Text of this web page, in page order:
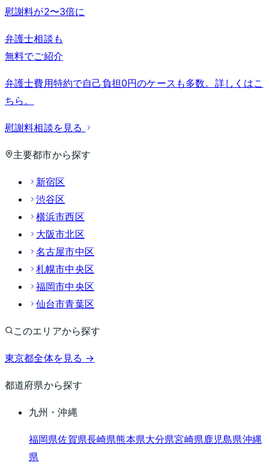
慰謝料が2〜3倍に
弁護士相談も
無料でご紹介
弁護士費用特約で自己負担0円のケースも多数。詳しくはこ
ちら。
慰謝料相談を見る
主要都市から探す
新宿区
渋谷区
横浜市西区
大阪市北区
名古屋市中区
札幌市中央区
福岡市中央区
仙台市青葉区
このエリアから探す
東京都全体を見る →
都道府県から探す
九州・沖縄
福岡県佐賀県長崎県熊本県大分県宮崎県鹿児島県沖縄
県